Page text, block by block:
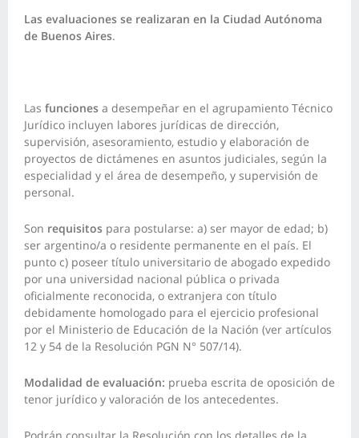
Las evaluaciones se realizaran en la Ciudad Autónoma
de Buenos Aires.
Las funciones a desempeñar en el agrupamiento Técnico
Jurídico incluyen labores jurídicas de dirección,
supervisión, asesoramiento, estudio y elaboración de
proyectos de dictámenes en asuntos judiciales, según la
especialidad y el área de desempeño, y supervisión de
personal.
Son requisitos para postularse: a) ser mayor de edad; b)
ser argentino/a o residente permanente en el país. El
punto c) poseer título universitario de abogado expedido
por una universidad nacional pública o privada
oficialmente reconocida, o extranjera con título
debidamente homologado para el ejercicio profesional
por el Ministerio de Educación de la Nación (ver artículos
12 y 54 de la Resolución PGN N° 507/14).
Modalidad de evaluación: prueba escrita de oposición de
tenor jurídico y valoración de los antecedentes.